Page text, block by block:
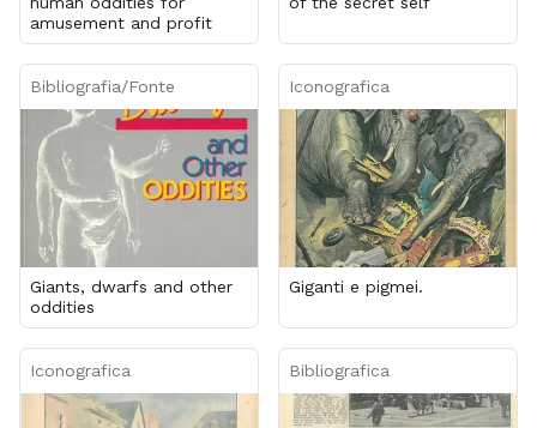
amusement and profit
Bibliografia/Fonte
Giants, dwarfs and other
oddities
Iconografica
Giganti e pigmei.
Iconografica Bibliografica